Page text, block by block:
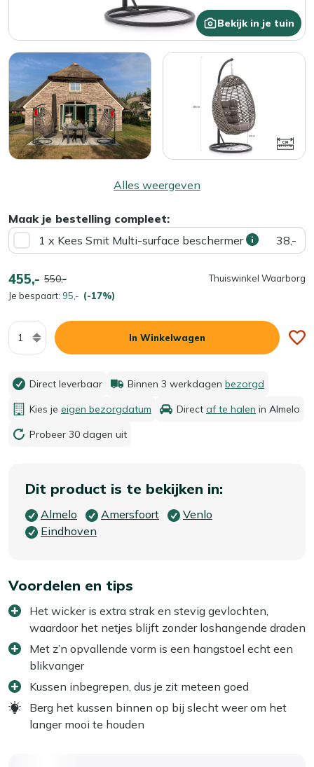
Bekijk in je tuin
Alles weergeven
Maak je bestelling compleet:
1 x Kees Smit Multi-surface beschermer
38,-
455,- 550,-
Je bespaart: 95,- (-17%)
Thuiswinkel Waarborg
Aantal
In Winkelwagen
Direct leverbaar Binnen 3 werkdagen bezorgd
Kies je eigen bezorgdatum Direct af te halen in Almelo
Probeer 30 dagen uit
Dit product is te bekijken in:
Almelo Amersfoort
Venlo
Eindhoven
Voordelen en tips
Het wicker is extra strak en stevig gevlochten,
waardoor het netjes blijft zonder loshangende draden
Met z’n opvallende vorm is een hangstoel echt een
blikvanger
Kussen inbegrepen, dus je zit meteen goed
Berg het kussen binnen op bij slecht weer om het
langer mooi te houden